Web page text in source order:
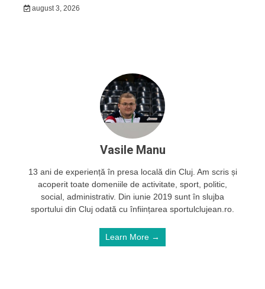
august 3, 2026
Vasile Manu
13 ani de experiență în presa locală din Cluj. Am scris și
acoperit toate domeniile de activitate, sport, politic,
social, administrativ. Din iunie 2019 sunt în slujba
sportului din Cluj odată cu înființarea sportulclujean.ro.
Learn More →